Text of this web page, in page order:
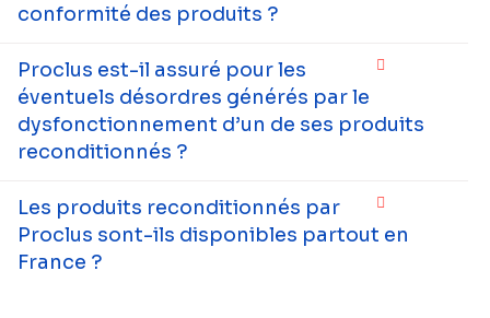
conformité des produits ?
Proclus est-il assuré pour les
éventuels désordres générés par le
dysfonctionnement d’un de ses produits
reconditionnés ?
Les produits reconditionnés par
Proclus sont-ils disponibles partout en
France ?